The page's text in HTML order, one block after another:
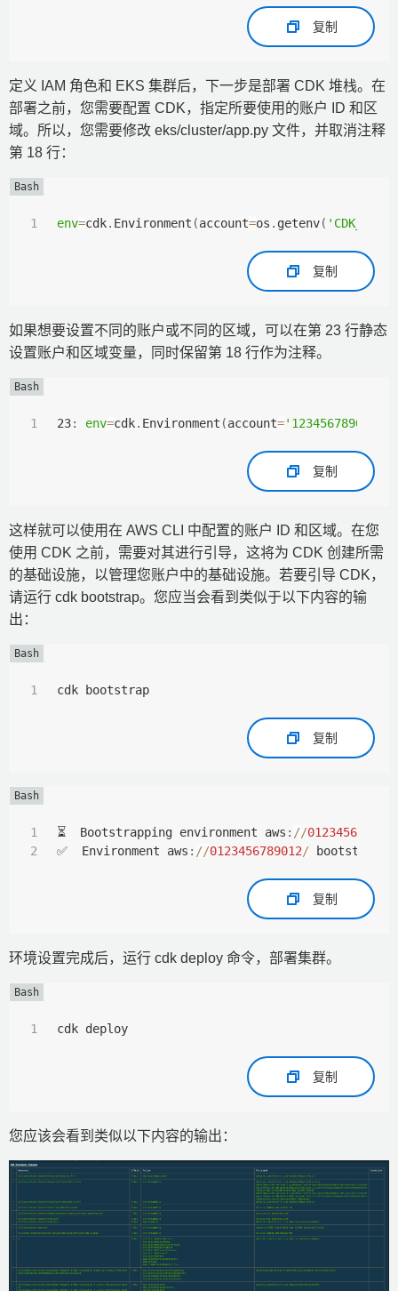
复制
定义 IAM 角色和 EKS 集群后，下一步是部署 CDK 堆栈。在
部署之前，您需要配置 CDK，指定所要使用的账户 ID 和区
域。所以，您需要修改 eks/cluster/app.py 文件，并取消注释
第 18 行：
env=cdk. Environment (account=os . getenv(
复制
如果想要设置不同的账户或不同的区域，可以在第 23 行静态
设置账户和区域变量，同时保留第 18 行作为注释。
23: env=cdk. Environment (account='123456789012'
复制
这样就可以使用在 AWS CLI 中配置的账户 ID 和区域。在您
使用 CDK 之前，需要对其进行引导，这将为 CDK 创建所需
的基础设施，以管理您账户中的基础设施。若要引导 CDK，
请运行 cdk bootstrap。您应当会看到类似于以下内容的输
出：
cdk bootstrap
复制
⏳  Bootstrapping environment aws : //
✅  Environment aws : //0123456789012/
复制
环境设置完成后，运行 cdk deploy 命令，部署集群。
cdk deploy
复制
您应该会看到类似以下内容的输出：